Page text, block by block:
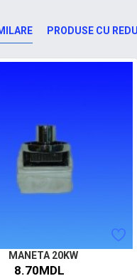
PRODUSE CU
MANETA 20KW
8.70MDL